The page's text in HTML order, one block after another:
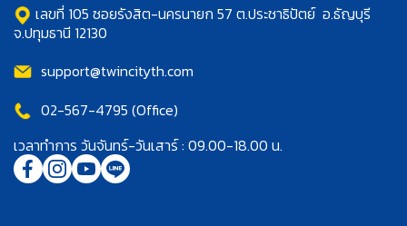
เลขที่ 105 ซอยรังสิต-นครนายก 57 ต.ประชาธิปัตย์ อ.ธัญบุรี
จ.ปทุมธานี 12130
support@twincityth.com
02-567-4795 (Office)
เวลาทำการ วันจันทร์-วันเสาร์ : 09.00-18.00 น.